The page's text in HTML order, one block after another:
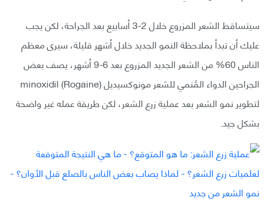
سيتساقط الشعر المزروع خلال 2-3 أسابيع بعد الجراحة، لكن يجب
عليك أن تبدأ بملاحظة النمو الجديد خلال أشهر قليلة، سيرى معظم
الناس 60% من الشعر الجديد المزروع بعد 6-9 أشهر، يصف بعض
الجراحين الدواء المُنمي للشعر مونوكسيديل minoxidil (Rogaine)
لتطوير نمو الشعر بعد عملية زرع الشعر، لكن طريقة عمله غير واضحة
بشكل جيد.